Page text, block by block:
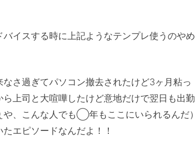
イスする時に上記ようなテンプレ使うのやめ
さ過ぎてパソコン撤去されたけど3ヶ月粘っ
上司と大喧嘩したけど意地だけで翌日も出勤
や、こんな人でも◯年もここにいられるんだ）
エピソードなんだよ！！